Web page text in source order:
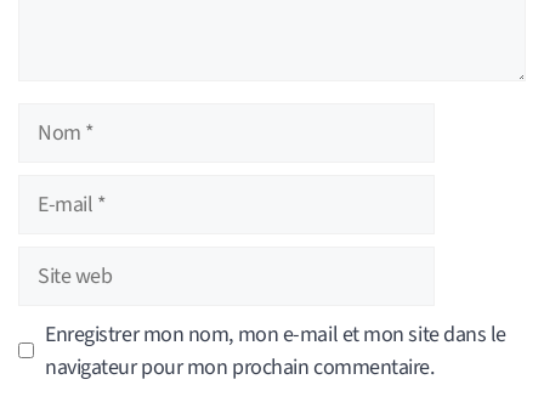
Nom
Site
web
Enregistrer mon nom, mon e-mail et mon site dans le
navigateur pour mon prochain commentaire.